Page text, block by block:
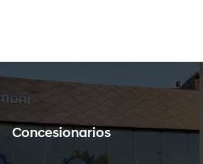
Concesionarios